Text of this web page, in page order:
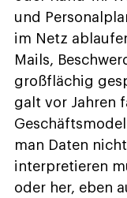
und
im Netz
Mails,
großflächig
galt vor Jahren
man Daten
interpretieren
oder her, eben